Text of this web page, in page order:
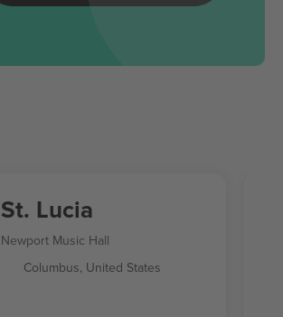
St. Lucia
Newport Music Hall
Columbus, United States